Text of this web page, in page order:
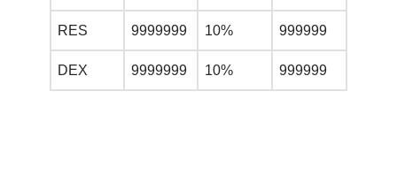
RES 9999999 10% 999999
DEX 9999999 10% 999999